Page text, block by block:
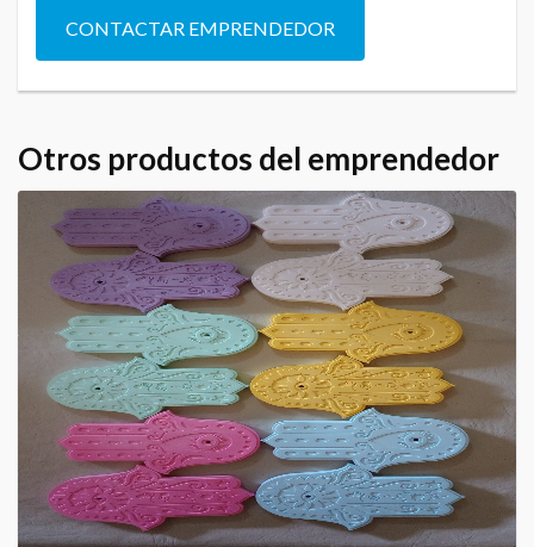
CONTACTAR EMPRENDEDOR
Otros productos del emprendedor